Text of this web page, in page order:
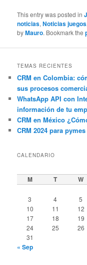
This entry was posted in
noticias,Noticias juegos
byMauro. Bookmark the
TEMAS RECIENTES
CRM en Colombia:
sus procesos
WhatsApp API con
información de tu
CRM en México
CRM 2024 para pymes
CALENDARIO
M T W
3
4 5
10
11 12
17
18 19
24
25 26
31
« Sep